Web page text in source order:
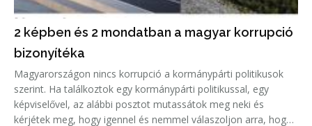
2 képben és 2 mondatban a magyar korrupció
bizonyítéka
Magyarországon nincs korrupció a kormánypárti politikusok
szerint. Ha találkoztok egy kormánypárti politikussal, egy
képviselővel, az alábbi posztot mutassátok meg neki és
kérjétek meg, hogy igennel és nemmel válaszoljon arra, hogy